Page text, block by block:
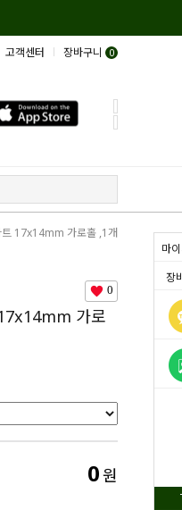
마
장
고객센터 장바구니 0
17x14mm 가로홀 ,1개
0
가로
0원